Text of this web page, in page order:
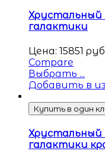
галактики
Цена: 15851
Compare
Выбрать ...
Добавить в
Купить в один
галактики